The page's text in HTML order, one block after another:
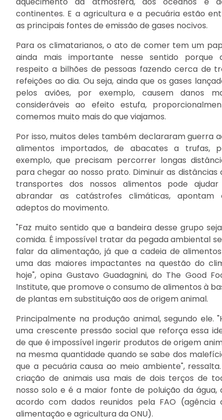
continentes. E a agricultura e a pecuária estão
as principais fontes de emissão de gases nocivos.
Para os climatarianos, o ato de comer tem um
ainda mais importante nesse sentido porque
respeito a bilhões de pessoas fazendo cerca de
refeições ao dia. Ou seja, ainda que os gases
pelos aviões, por exemplo, causem danos
consideráveis ao efeito estufa,
comemos muito mais do que viajamos.
Por isso, muitos deles também declararam guerra
alimentos importados, de abacates a trufas,
exemplo, que precisam percorrer longas
para chegar ao nosso prato. Diminuir as distâncias
transportes dos nossos alimentos pode
abrandar as catástrofes climáticas, apontam
adeptos do movimento.
"Faz muito sentido que a bandeira desse grupo
comida. É impossível tratar da pegada ambiental
falar da alimentação, já que a cadeia de
uma das maiores impactantes na questão do
hoje", opina Gustavo Guadagnini, do The Good
Institute, que promove o consumo de alimentos à
de plantas em substituição aos de origem animal.
Principalmente na produção animal, segundo ele.
uma crescente pressão social que reforça essa
de que é impossível ingerir produtos de origem
na mesma quantidade quando se sabe dos
que a pecuária causa ao meio ambiente",
criação de animais usa mais de dois terços de
nosso solo e é a maior fonte de poluição da água,
acordo com dados reunidos pela FAO (agência
alimentação e agricultura da ONU).